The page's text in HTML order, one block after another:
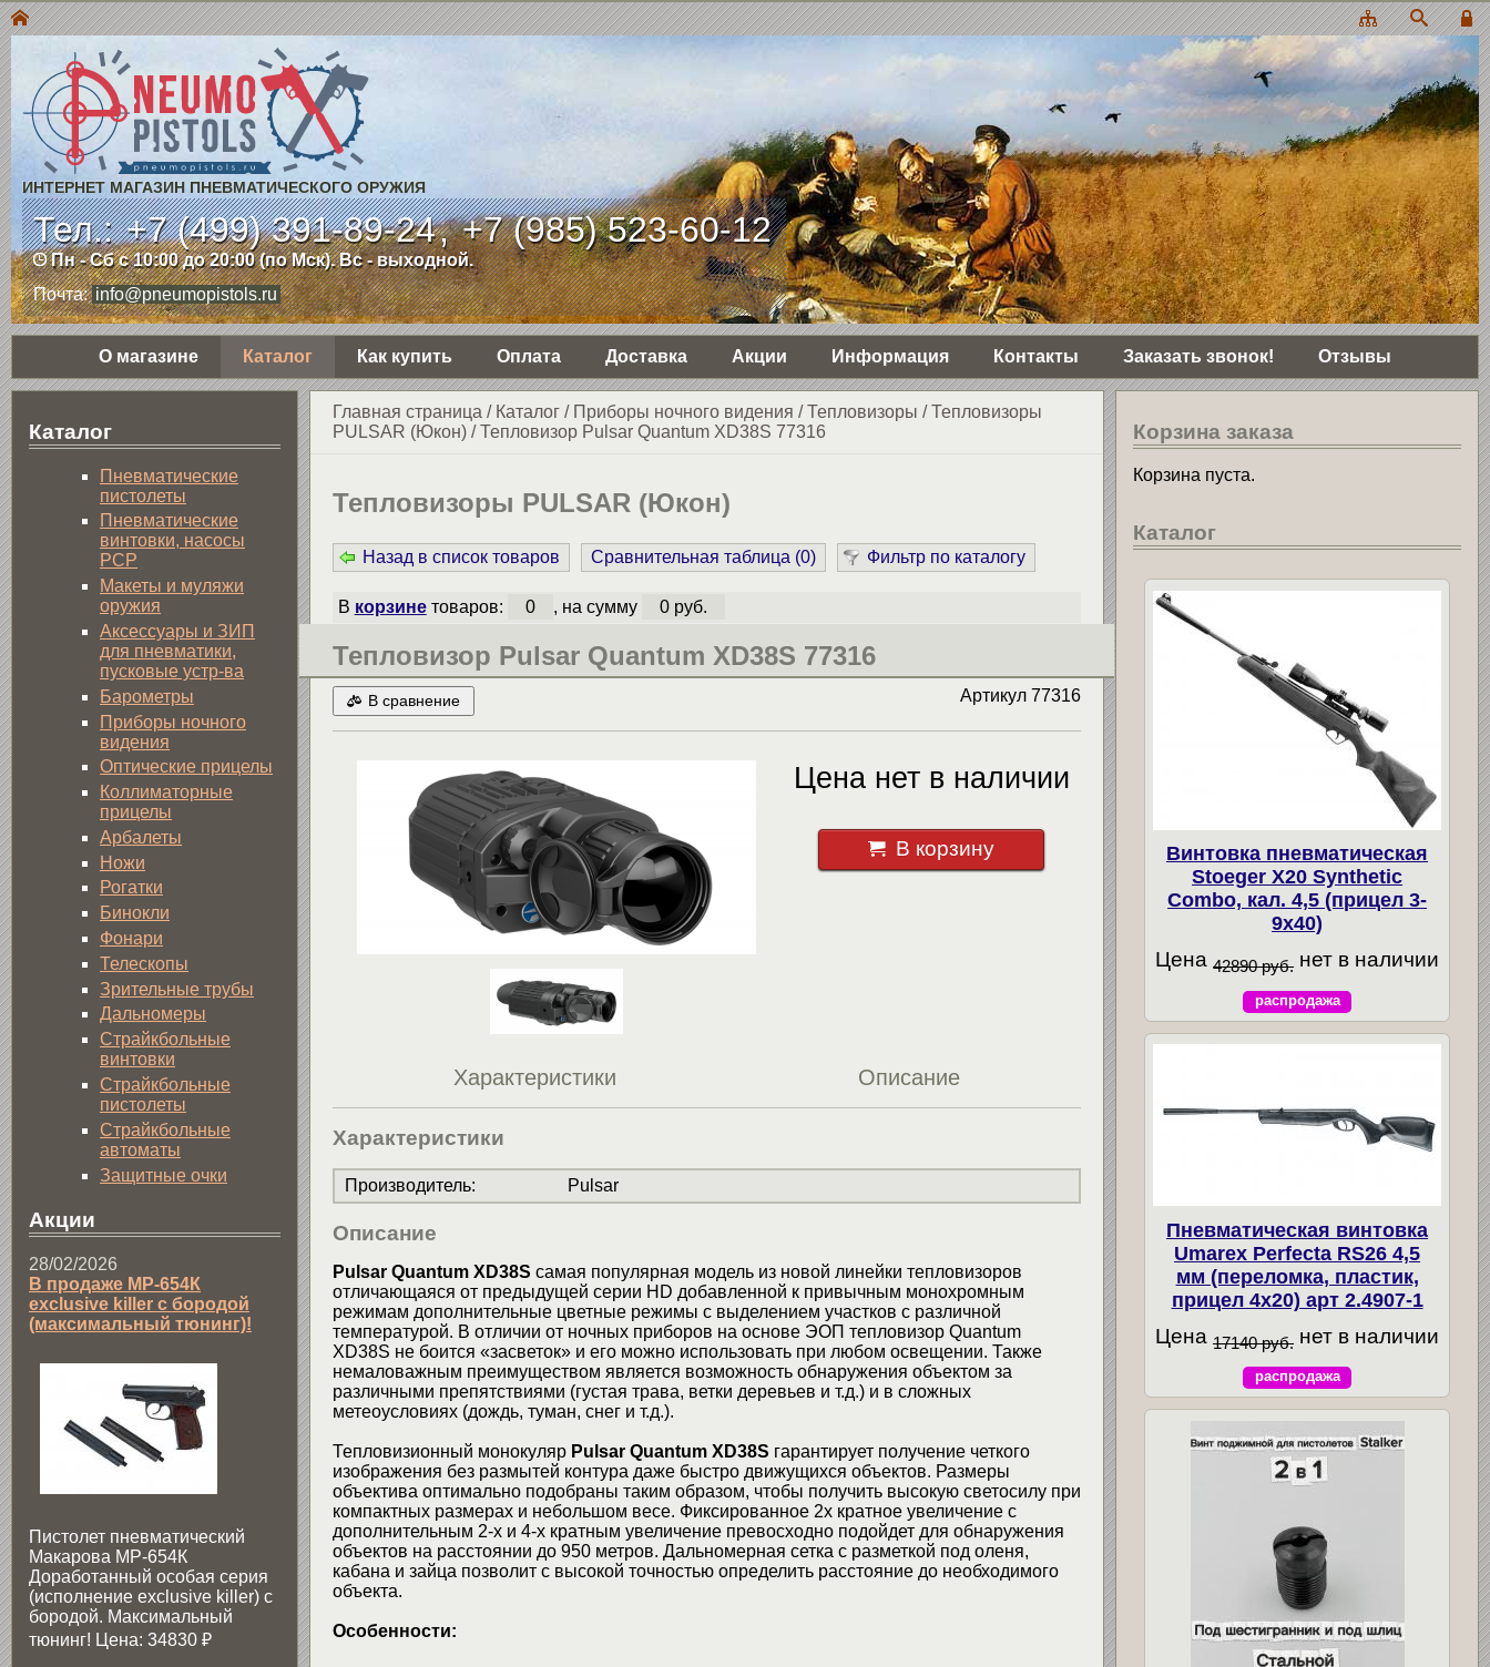
ИНТЕРНЕТ МАГАЗИН ПНЕВМАТИЧЕСКОГО ОРУЖИЯ
Тел.:+7 (499) 391-89-24,+7 (985) 523-60-12
Пн - Сб с 10:00 до 20:00 (по Мск). Вс - выходной.
Почта: info@pneumopistols.ru
О магазине Каталог Как купить Оплата Доставка Акции Информация Контакты Заказать звонок! Отзывы
Главная страница / Каталог/ Приборы ночного видения /Тепловизоры /Тепловизоры
PULSAR (Юкон)/Тепловизор Pulsar Quantum XD38S 77316
Тепловизоры PULSAR (Юкон)
Назад в список товаров Сравнительная таблица (0) Фильтр по каталогу
В корзинетоваров: 0 , на сумму 0 руб.
Тепловизор Pulsar Quantum XD38S 77316
В сравнение Артикул77316
Цена нет в наличии
В корзину
Характеристики Описание
Характеристики
Производитель: Pulsar
Описание
Pulsar Quantum XD38S самая популярная модель из новой линейки тепловизоров
отличающаяся от предыдущей серии HD добавленной к привычным монохромным
режимам дополнительные цветные режимы с выделением участков с различной
температурой. В отличии от ночных приборов на основе ЭОП тепловизор Quantum
XD38S не боится «засветок» и его можно использовать при любом освещении. Также
немаловажным преимуществом является возможность обнаружения объектом за
различными препятствиями (густая трава, ветки деревьев и т.д.) и в сложных
метеоусловиях (дождь, туман, снег и т.д.).
Тепловизионный монокуляр Pulsar Quantum XD38S гарантирует получение четкого
изображения без размытей контура даже быстро движущихся объектов. Размеры
объектива оптимально подобраны таким образом, чтобы получить высокую светосилу при
компактных размерах и небольшом весе. Фиксированное 2х кратное увеличение с
дополнительным 2-х и 4-х кратным увеличение превосходно подойдет для обнаружения
объектов на расстоянии до 950 метров. Дальномерная сетка с разметкой под оленя,
кабана и зайца позволит с высокой точностью определить расстояние до необходимого
объекта.
Особенности:
Каталог
Пнев­ма­ти­чес­кие
пистолеты
Пневматические
винтовки, насосы
PCP
Макеты и муляжи
оружия
Аксессуары и ЗИП
для пневматики,
пусковые устр-ва
Барометры
Приборы ночного
видения
Оптические прицелы
Коллиматорные
прицелы
Арбалеты
Ножи
Рогатки
Бинокли
Фонари
Телескопы
Зрительные трубы
Дальномеры
Страйкбольные
винтовки
Страйкбольные
пистолеты
Страйкбольные
автоматы
Защитные очки
Акции
28/02/2026
В продаже МР-654К
exclusive killer с бородой
(максимальный тюнинг)!
Пистолет пневматический
Макарова МР-654К
Доработанный особая серия
(исполнение exclusive killer) с
бородой. Максимальный
тюнинг! Цена: 34830 ₽
Корзина заказа
Корзина пуста.
Каталог
Винтовка пневматическая
Stoeger X20 Synthetic
Combo, кал. 4,5 (прицел 3-
9х40)
Цена 42890 руб. нет в наличии
распродажа
Пневматическая винтовка
Umarex Perfecta RS26 4,5
мм (переломка, пластик,
прицел 4x20) арт 2.4907-1
Цена 17140 руб. нет в наличии
распродажа